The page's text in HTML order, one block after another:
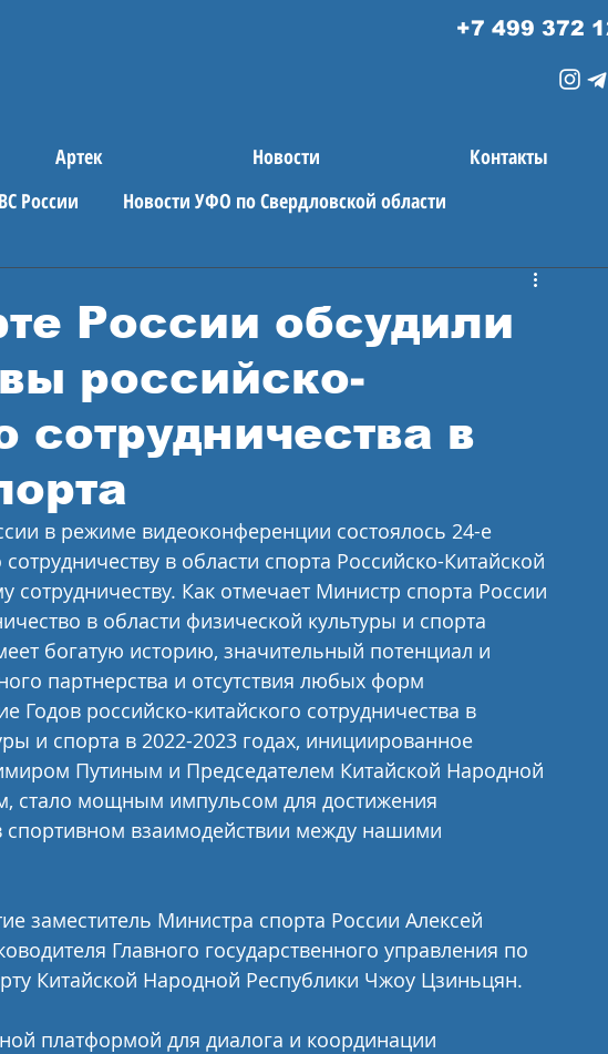
+7 499 372
Артек Новости
Контакты
России Новости УФО по Свердловской области
России обсудили
российско-
сотрудничества в
в режиме видеоконференции состоялось 24-е
в области спорта Российско-Китайской
сотрудничеству. Как отмечает Министр спорта России
в области физической культуры и спорта
богатую историю, значительный потенциал и
партнерства и отсутствия любых форм
Годов российско-китайского сотрудничества в
и спорта в 2022-2023 годах, инициированное
Путиным и Председателем Китайской Народной
стало мощным импульсом для достижения
спортивном взаимодействии между нашими
заместитель Министра спорта России Алексей
Главного государственного управления по
Китайской Народной Республики Чжоу Цзиньцян.
платформой для диалога и координации